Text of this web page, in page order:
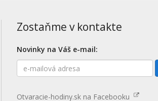
Zostaňme v kontakte
Novinky na Váš e-mail:
E-
mailová
Otvaracie-hodiny.sk na Facebooku